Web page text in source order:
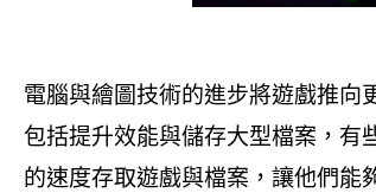
電腦與繪圖技術的進步將遊戲推向
包括提升效能與儲存大型檔案，有
的速度存取遊戲與檔案，讓他們能